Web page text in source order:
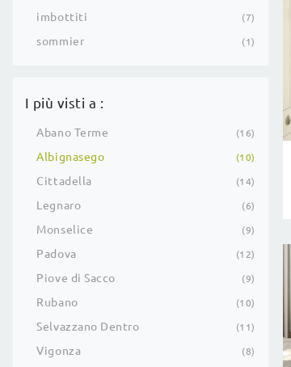
imbottiti 7
sommier 1
I più visti a :
Abano Terme 16
Albignasego 10
Cittadella 14
Legnaro 6
Monselice 9
Padova 12
Piove di Sacco 9
Rubano 10
Selvazzano Dentro 11
Vigonza 8